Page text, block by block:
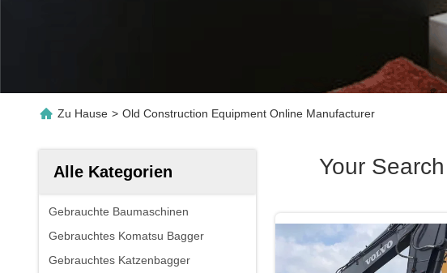
Zu Hause > Old Construction Equipment Online Manufacturer
Alle Kategorien
Gebrauchte Baumaschinen
Gebrauchtes Komatsu Bagger
Gebrauchtes Katzenbagger
Your Search